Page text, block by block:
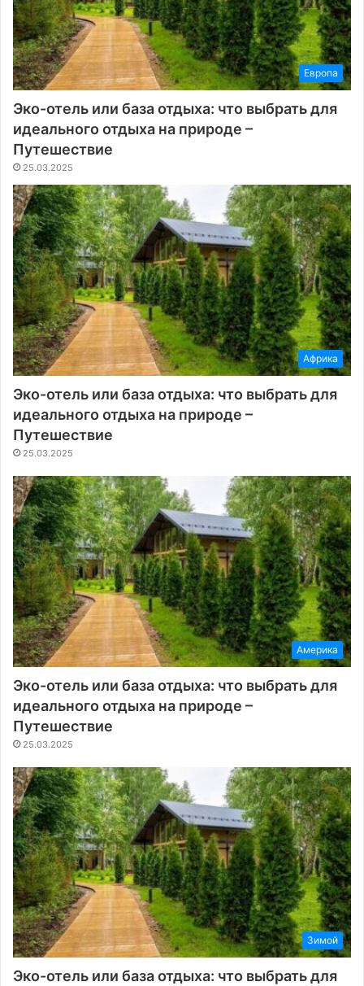
Европа
Эко-отель или база отдыха: что выбрать для
идеального отдыха на природе –
Путешествие
25.03.2025
Африка
Эко-отель или база отдыха: что выбрать для
идеального отдыха на природе –
Путешествие
25.03.2025
Америка
Эко-отель или база отдыха: что выбрать для
идеального отдыха на природе –
Путешествие
25.03.2025
Зимой
Эко-отель или база отдыха: что выбрать для